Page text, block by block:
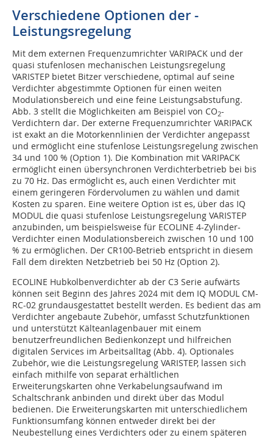
Verschiedene Optionen der ­
Leistungsregelung
Mit dem externen Frequenzumrichter VARIPACK und der
quasi stufenlosen mechanischen Leistungsregelung
VARISTEP bietet Bitzer verschiedene, optimal auf seine
Verdichter abgestimmte Optionen für einen weiten
Modulationsbereich und eine feine Leistungsabstufung.
Abb. 3 stellt die Möglichkeiten am Beispiel von CO2-
Verdichtern dar. Der externe Frequenzumrichter VARIPACK
ist exakt an die Motorkennlinien der Verdichter angepasst
und ermöglicht eine stufenlose Leistungsregelung zwischen
34 und 100 % (Option 1). Die Kombination mit VARIPACK
ermöglicht einen übersynchronen Verdichterbetrieb bei bis
zu 70 Hz. Das ermöglicht es, auch einen Verdichter mit
einem geringeren Fördervolumen zu wählen und damit
Kosten zu sparen. Eine weitere Option ist es, über das IQ
MODUL die quasi stufenlose Leistungsregelung VARISTEP
anzubinden, um beispielsweise für ECOLINE 4-Zylinder-
Verdichter einen Modulationsbereich zwischen 10 und 100
% zu ermöglichen. Der CR100-Betrieb entspricht in diesem
Fall dem direkten Netzbetrieb bei 50 Hz (Option 2).
ECOLINE Hubkolbenverdichter ab der C3 Serie aufwärts
können seit Beginn des Jahres 2024 mit dem IQ MODUL CM-
RC-02 grundausgestattet bestellt werden. Es bedient das am
Verdichter angebaute Zubehör, umfasst Schutzfunktionen
und unterstützt Kälteanlagenbauer mit einem
benutzerfreundlichen Bedienkonzept und hilfreichen
digitalen Services im Arbeitsalltag (Abb. 4). Optionales
Zubehör, wie die Leistungsregelung VARISTEP, lassen sich
einfach mithilfe von separat erhältlichen
Erweiterungskarten ohne Verkabelungsaufwand im
Schaltschrank anbinden und direkt über das Modul
bedienen. Die Erweiterungskarten mit unterschiedlichem
Funktionsumfang können entweder direkt bei der
Neubestellung eines Verdichters oder zu einem späteren